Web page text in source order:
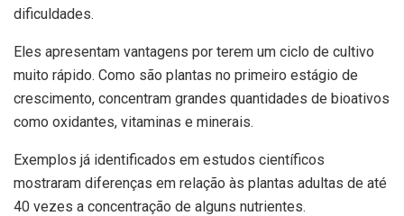
dificuldades.
Eles apresentam vantagens por terem um ciclo de cultivo
muito rápido. Como são plantas no primeiro estágio de
crescimento, concentram grandes quantidades de bioativos
como oxidantes, vitaminas e minerais.
Exemplos já identificados em estudos científicos
mostraram diferenças em relação às plantas adultas de até
40 vezes a concentração de alguns nutrientes.